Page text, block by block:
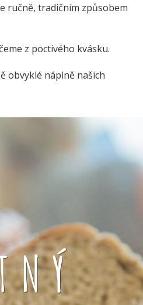
ručně, tradičním způsobem
z poctivého kvásku.
obvyklé náplně našich